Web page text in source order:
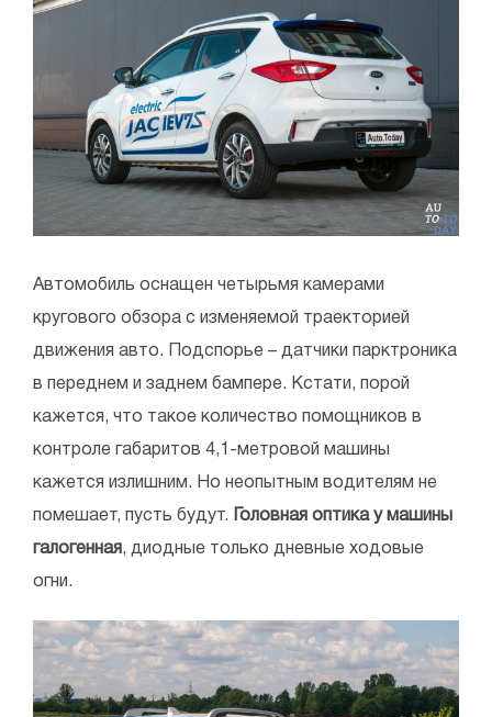
Автомобиль оснащен четырьмя камерами
кругового обзора с изменяемой траекторией
движения авто. Подспорье – датчики парктроника
в переднем и заднем бампере. Кстати, порой
кажется, что такое количество помощников в
контроле габаритов 4,1-метровой машины
кажется излишним. Но неопытным водителям не
помешает, пусть будут. Головная оптика у машины
галогенная , диодные только дневные ходовые
огни.